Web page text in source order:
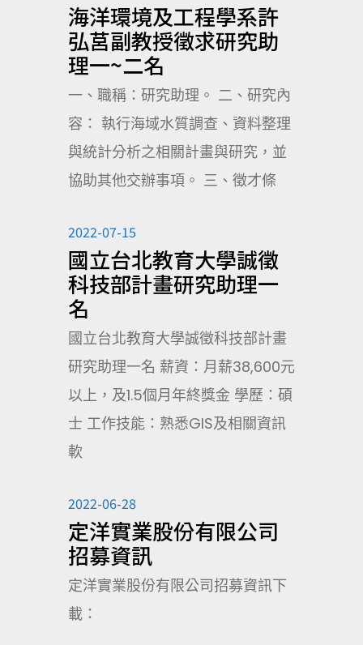
海洋環境及工程學系許
弘莒副教授徵求研究助
理一~二名
一、職稱：研究助理。 二、研究內
容： 執行海域水質調查、資料整理
與統計分析之相關計畫與研究，並
協助其他交辦事項。 三、徵才條
2022-07-15
國立台北教育大學誠徵
科技部計畫研究助理一
名
國立台北教育大學誠徵科技部計畫
研究助理一名 薪資：月薪38,600元
以上，及1.5個月年終獎金 學歷：碩
士 工作技能：熟悉GIS及相關資訊
軟
2022-06-28
定洋實業股份有限公司
招募資訊
定洋實業股份有限公司招募資訊下
載：